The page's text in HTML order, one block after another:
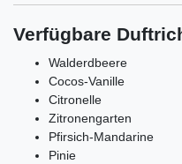
Verfügbare
Walderdbeere
Cocos-Vanille
Citronelle
Zitronengarten
Pfirsich-Mandarine
Pinie